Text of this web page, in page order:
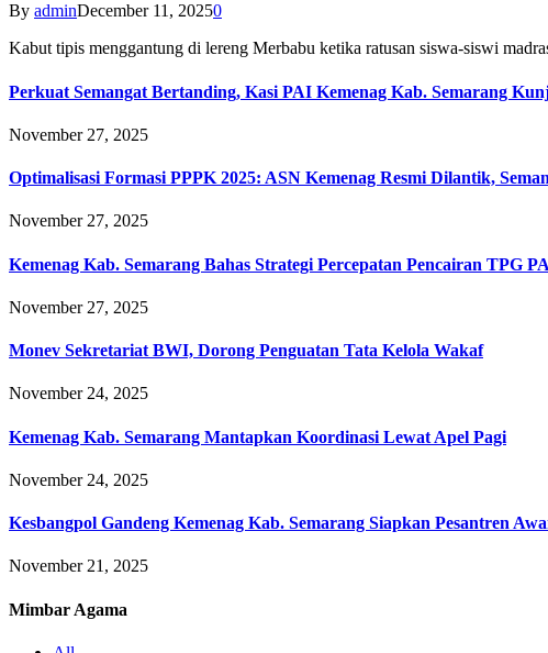
By adminDecember 11, 20250
Kabut tipis menggantung di lereng Merbabu ketika ratusan siswa-siswi
Perkuat Semangat Bertanding, Kasi PAI Kemenag Kab. Semarang
November 27, 2025
Optimalisasi Formasi PPPK 2025: ASN Kemenag Resmi Dilantik,
November 27, 2025
Kemenag Kab. Semarang Bahas Strategi Percepatan Pencairan TPG
November 27, 2025
Monev Sekretariat BWI, Dorong Penguatan Tata Kelola Wakaf
November 24, 2025
Kemenag Kab. Semarang Mantapkan Koordinasi Lewat Apel Pagi
November 24, 2025
Kesbangpol Gandeng Kemenag Kab. Semarang Siapkan Pesantren
November 21, 2025
Mimbar Agama